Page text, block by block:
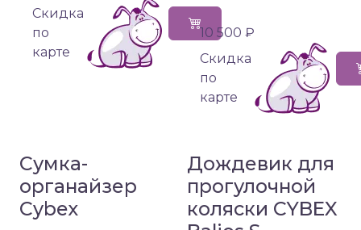
Cкидка
по
карте
10 500 ₽
Cкидка
по
карте
Сумка-
органайзер
Cybex
Дождевик для
прогулочной
коляски CYBEX